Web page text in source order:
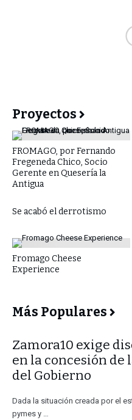
Proyectos
FROMAGO, por Fernando
Fregeneda Chico, Socio
Gerente en Quesería la
Antigua
Se acabó el derrotismo
Fromago Cheese
Experience
Más Populares
​Zamora10 exige
en la concesión de
del Gobierno
Dada la situación creada por el
pymes y …